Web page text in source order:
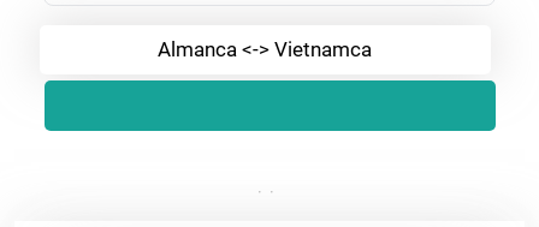
Almanca <-> Vietnamca